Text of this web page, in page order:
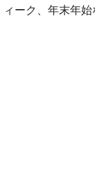
ィーク、年末年